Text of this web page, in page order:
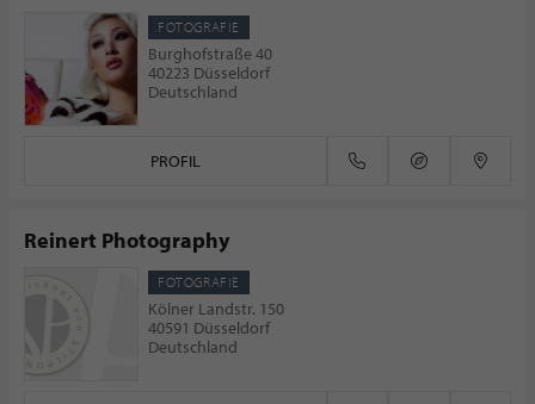
FOTOGRAFIE
Burghofstraße 40
40223 Düsseldorf
Deutschland
PROFIL
Reinert Photography
FOTOGRAFIE
Kölner Landstr. 150
40591 Düsseldorf
Deutschland